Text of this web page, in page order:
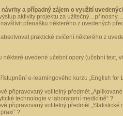
návrhy a případný zájem o využití
aktivity projektu za
přenášku některého z uvedených
praktické cvičení některého z
některé uvedené učební opory (učební text,
e-learningového kurzu „English for
připravovaný volitelný předmět „Aplikované
technologie v laboratorní medicíně“ ?
připravovaný volitelný předmět „Statistické
?